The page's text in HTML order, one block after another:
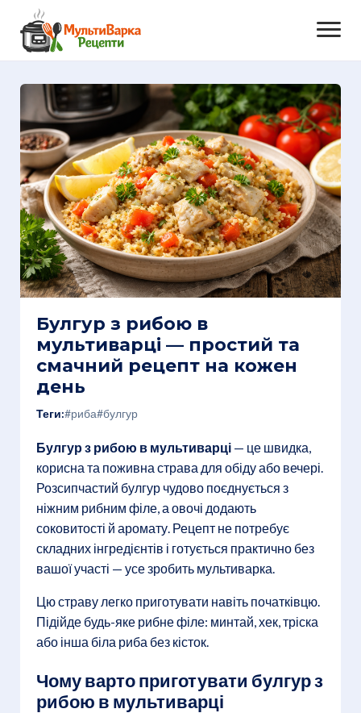
Булгур з рибою в
мультиварці — простий та
смачний рецепт на кожен
день
Теги:#риба#булгур
Булгур з рибою в мультиварці — це швидка,
корисна та поживна страва для обіду або вечері.
Розсипчастий булгур чудово поєднується з
ніжним рибним філе, а овочі додають
соковитості й аромату. Рецепт не потребує
складних інгредієнтів і готується практично без
вашої участі — усе зробить мультиварка.
Цю страву легко приготувати навіть початківцю.
Підійде будь-яке рибне філе: минтай, хек, тріска
або інша біла риба без кісток.
Чому варто приготувати булгур з
рибою в мультиварці